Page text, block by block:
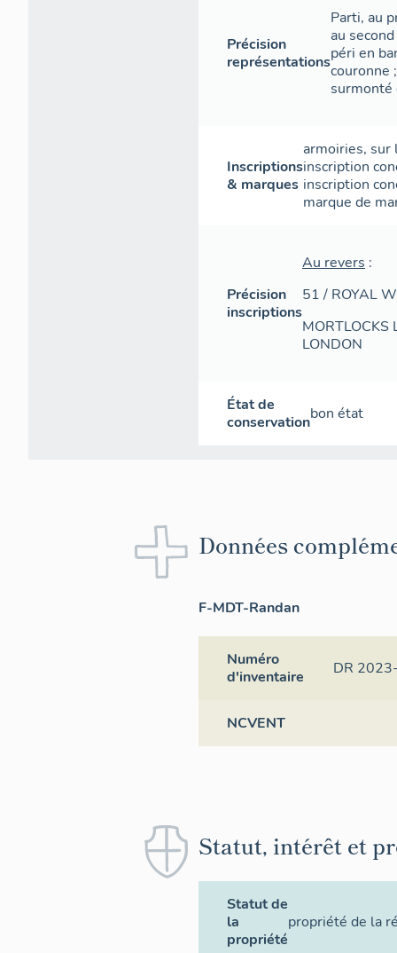
Précision
représentations
Parti, au
au
péri en
couronne
surmonté
Inscriptions
& marques
armoiries, sur
inscription
inscription
marque de
Précision
inscriptions
Au revers :
51 / ROYAL
MORTLOCKS
LONDON
État de
conservationbon état
Données
F-MDT-Randan
Numéro
d'inventaire
DR
NCVENT
Statut, intérêt et
Statut de
la
propriété
propriété de la